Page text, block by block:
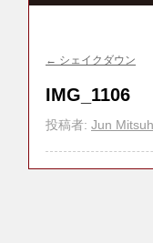
← シェイクダウン
IMG_1106
投稿者: Jun